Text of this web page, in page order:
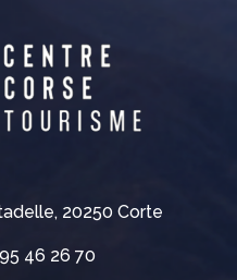
20250 Corte
46 26 70